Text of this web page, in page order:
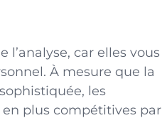
car elles vous
À mesure que la
les
plus compétitives par